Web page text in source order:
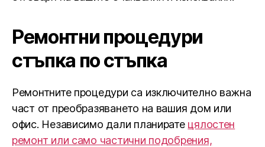
Ремонтни процедури
стъпка по стъпка
Ремонтните процедури са изключително важна
част от преобразяването на вашия дом или
офис. Независимо дали планирате цялостен
ремонт или само частични подобрения,